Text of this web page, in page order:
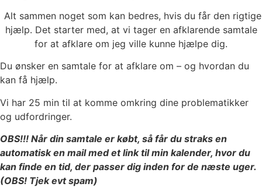
Alt sammen noget som kan bedres, hvis du får den rigtige
hjælp. Det starter med, at vi tager en afklarende samtale
for at afklare om jeg ville kunne hjælpe dig.
Du ønsker en samtale for at afklare om – og hvordan du
kan få hjælp.
Vi har 25 min til at komme omkring dine problematikker
og udfordringer.
OBS!!! Når din samtale er købt, så får du straks en
automatisk en mail med et link til min kalender, hvor du
kan finde en tid, der passer dig inden for de næste uger.
(OBS! Tjek evt spam)